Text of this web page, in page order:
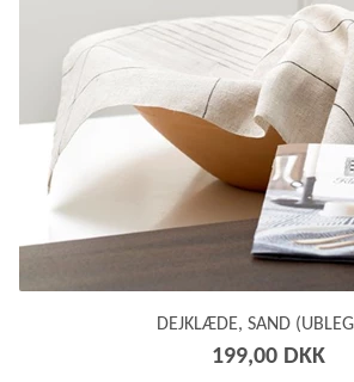
DEJKLÆDE, SAND
199,00 DKK